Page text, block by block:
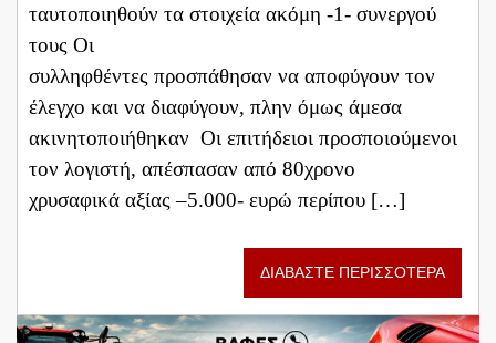
ταυτοποιηθούν τα στοιχεία ακόμη -1- συνεργού
τους Οι
συλληφθέντες προσπάθησαν να αποφύγουν τον
έλεγχο και να διαφύγουν, πλην όμως άμεσα
ακινητοποιήθηκαν Οι επιτήδειοι προσποιούμενοι
τον λογιστή, απέσπασαν από 80χρονο
χρυσαφικά αξίας –5.000- ευρώ περίπου […]
ΔΙΑΒΑΣΤΕ ΠΕΡΙΣΣΟΤΕΡΑ